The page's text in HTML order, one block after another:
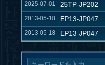
2025-07-01 25TP-JP202
2013-05-18 EP13-JP047
2013-05-18 EP13-JP047